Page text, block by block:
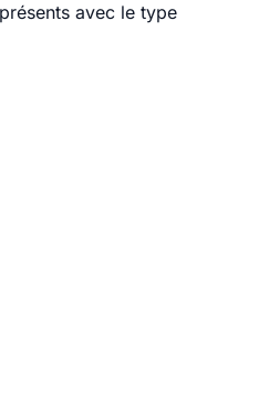
avec le type